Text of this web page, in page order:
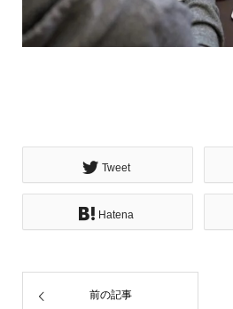
Tweet
Hatena
前の記事